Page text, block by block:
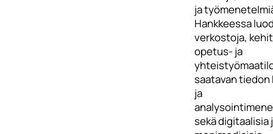
ja
Hankkeessa
verkostoja,
opetus- ja
saatavan tiedon
ja
sekä digitaalisia